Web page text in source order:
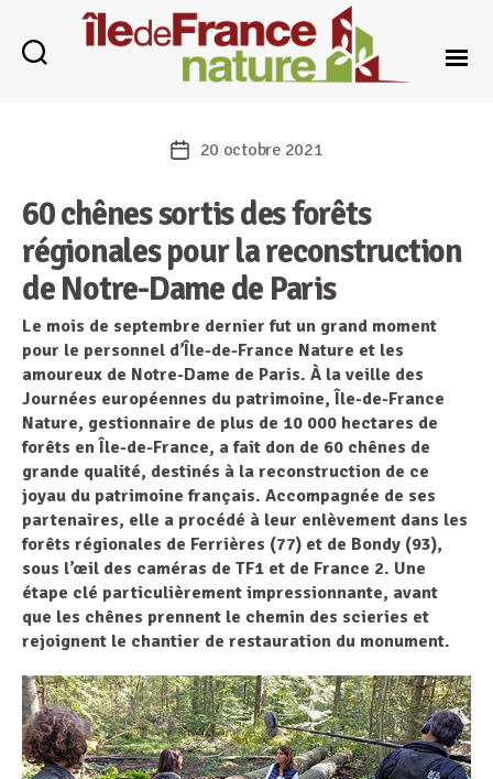
France
Date
l’article
20 octobre 2021
60 chênes sortis des forêts
régionales pour la reconstruction
de Notre-Dame de Paris
Le mois de septembre dernier fut un grand moment
pour le personnel d’Île-de-France Nature et les
amoureux de Notre-Dame de Paris. À la veille des
Journées européennes du patrimoine, Île-de-France
Nature, gestionnaire de plus de 10 000 hectares de
forêts en Île-de-France, a fait don de 60 chênes de
grande qualité, destinés à la reconstruction de ce
joyau du patrimoine français. Accompagnée de ses
partenaires, elle a procédé à leur enlèvement dans les
forêts régionales de Ferrières (77) et de Bondy (93),
sous l’œil des caméras de TF1 et de France 2. Une
étape clé particulièrement impressionnante, avant
que les chênes prennent le chemin des scieries et
rejoignent le chantier de restauration du monument.